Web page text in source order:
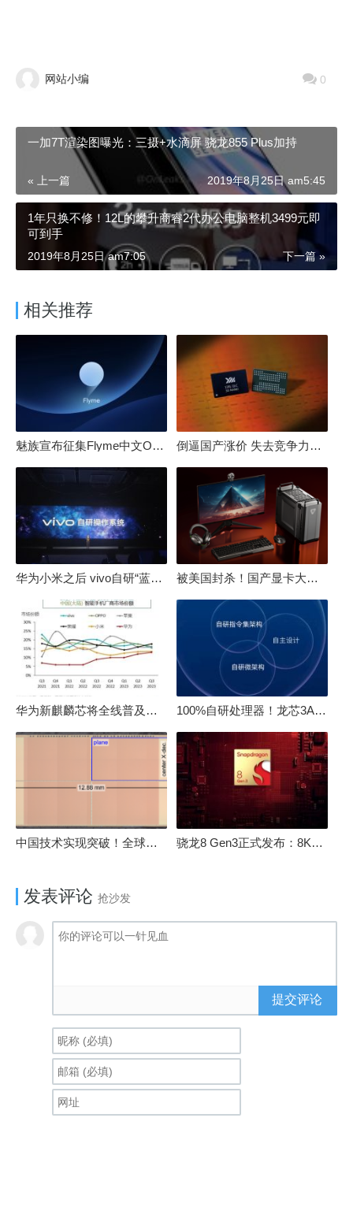
网站小编 0
一加7T渲染图曝光：三摄+水滴屏 骁龙855 Plus加持
« 上一篇 2019年8月25日 am5:45
1年只换不修！12L的攀升商睿2代办公电脑整机3499元即
可到手
下一篇 »
2019年8月25日 am7:05
相关推荐
魅族宣布征集Flyme中文OS名：要像鸿蒙、澎湃一样响亮 倒逼国产涨价 失去竞争力！三星要减产50%：SSD必须涨价
华为小米之后 vivo自研“蓝河”操作系统重磅发布 被美国封杀！国产显卡大厂：中国GPU不存在至暗时刻
华为新麒麟芯将全线普及！高中低端全面采用 改写竞争格局 100%自研处理器！龙芯3A6000评测：与10代酷睿互有胜负
中国技术实现突破！全球最先进的3D NAND存储芯片被发现 骁龙8 Gen3正式发布：8K240手游成真！AI性能飙升98％
发表评论 抢沙发
提交评论